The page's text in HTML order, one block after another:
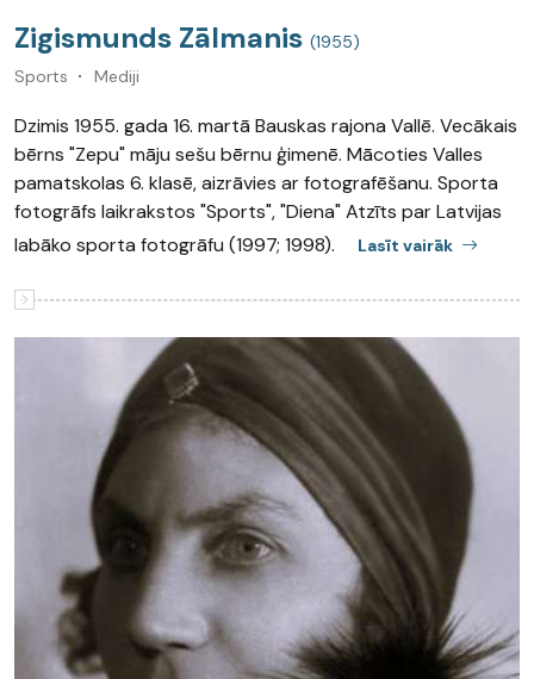
Zigismunds Zālmanis (1955)
Sports
Mediji
Dzimis 1955. gada 16. martā Bauskas rajona Vallē. Vecākais
bērns "Zepu" māju sešu bērnu ģimenē. Mācoties Valles
pamatskolas 6. klasē, aizrāvies ar fotografēšanu. Sporta
fotogrāfs laikrakstos "Sports", "Diena" Atzīts par Latvijas
labāko sporta fotogrāfu (1997; 1998).
Lasīt vairāk